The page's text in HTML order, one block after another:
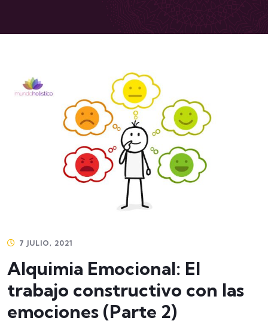
7 JULIO, 2021
Alquimia Emocional: El
trabajo constructivo con las
emociones (Parte 2)